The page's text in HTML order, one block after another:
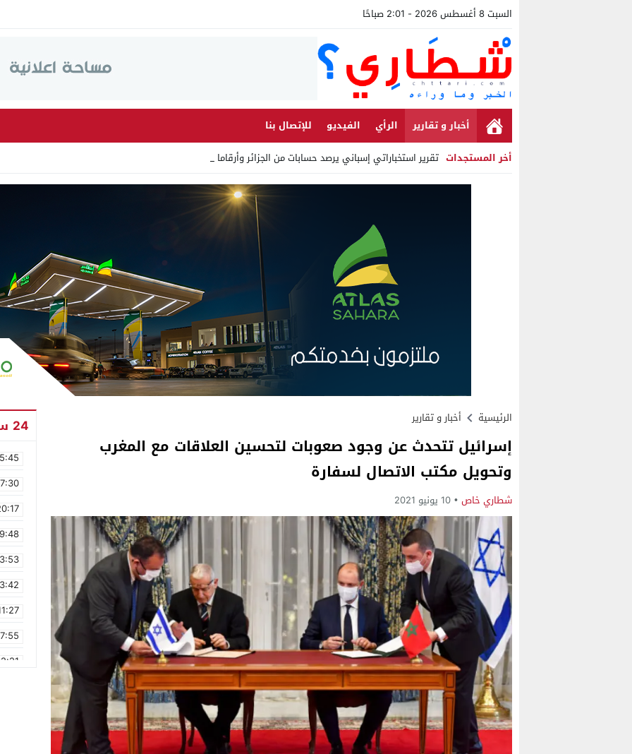
السبت 8 أغسطس 2026 - 2:01 صباحًا
أخبار و تقارير الرأي الفيديو
للإتصال بنا
أخر المستجدات تقرير استخباراتي إسباني يرصد حسابات من الجزائر وأرقاما بـ”213+” ض _
Stop
الرئيسية أخبار و تقارير
إسرائيل تتحدث عن وجود صعوبات لتحسين العلاقات مع المغرب
وتحويل مكتب الاتصال لسفارة
شطاري خاص 10 يونيو 2021
24 ساعة